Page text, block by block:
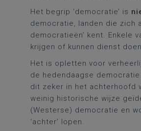
Het begrip ‘democratie’ is
democratie, landen die zich
democratieën’ kent. Enkele
krijgen of kunnen dienst
Het is opletten voor
de hedendaagse
dit zeker in het achterhoofd
weinig historische wijze
(Westerse) democratie en
‘achter’ lopen.